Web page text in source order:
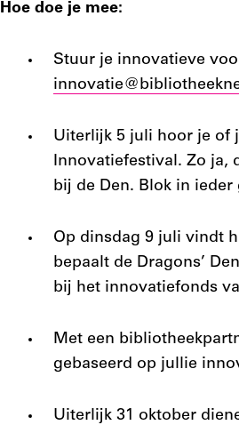
Hoe doe je mee:
Stuur je innovatieve
Uiterlijk 5 juli hoor je of
Innovatiefestival. Zo ja,
bij de Den. Blok in
Op dinsdag 9 juli vindt
bepaalt de Dragons’
bij het innovatiefonds
Met een
gebaseerd op jullie
Uiterlijk 31 oktober